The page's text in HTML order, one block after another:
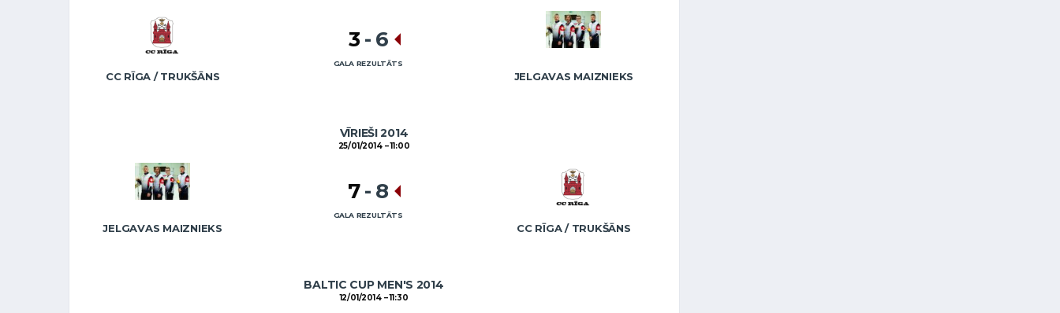
CC RĪGA / TRUKŠĀNS JELGAVAS MAIZNIEKS
3 - 6
GALA REZULTĀTS
VĪRIEŠI 2014
25/01/2014 11:00
JELGAVAS MAIZNIEKS CC RĪGA / TRUKŠĀNS
7- 8
GALA REZULTĀTS
BALTIC CUP MEN'S 2014
12/01/2014 11:30